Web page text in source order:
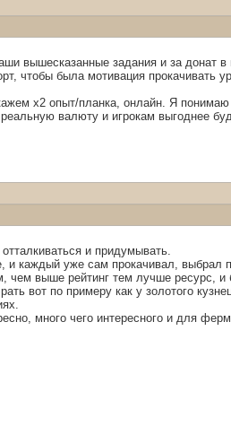
вышесказанные задания и за донат
чтобы была мотивация прокачивать
х2 опыт/планка, онлайн. Я
валюту и игрокам выгоднее
и придумывать.
каждый уже сам прокачивал, выбрал
чем выше рейтинг тем лучше ресурс,
вот по примеру как у золотого
много чего интересного и для